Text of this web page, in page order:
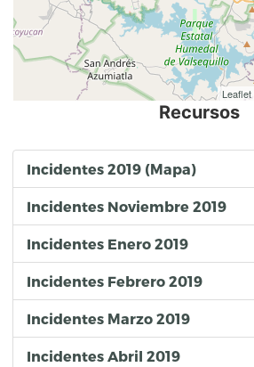
Leaflet
Recursos
Incidentes 2019 (Mapa)
Incidentes Noviembre 2019
Incidentes Enero 2019
Incidentes Febrero 2019
Incidentes Marzo 2019
Incidentes Abril 2019